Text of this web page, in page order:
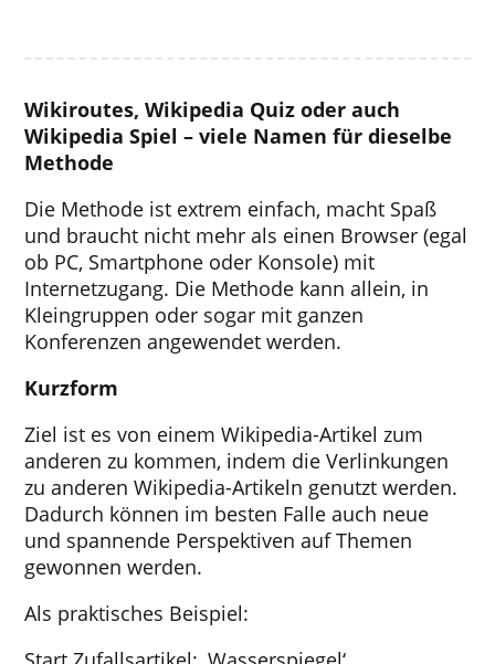
Wikiroutes, Wikipedia Quiz oder auch
Wikipedia Spiel – viele Namen für dieselbe
Methode
Die Methode ist extrem einfach, macht Spaß
und braucht nicht mehr als einen Browser (egal
ob PC, Smartphone oder Konsole) mit
Internetzugang. Die Methode kann allein, in
Kleingruppen oder sogar mit ganzen
Konferenzen angewendet werden.
Kurzform
Ziel ist es von einem Wikipedia-Artikel zum
anderen zu kommen, indem die Verlinkungen
zu anderen Wikipedia-Artikeln genutzt werden.
Dadurch können im besten Falle auch neue
und spannende Perspektiven auf Themen
gewonnen werden.
Als praktisches Beispiel: